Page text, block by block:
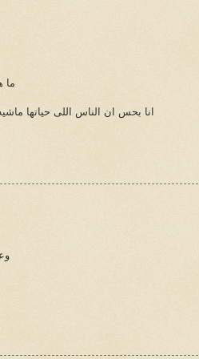
ما
انا بحس ان الناس اللى حياتها